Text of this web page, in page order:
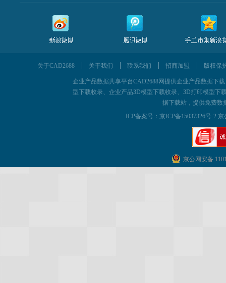
关于CAD2688 关于我们 联系我们 招商加盟 版权保
企业产品数据共享平台CAD2688网提供企业产品数据下
型下载收录、企业产品3D模型下载收录、3D打印模型下
据下载站，提供免费数
ICP备案号： 京ICP备15037326号-2
京公网安备